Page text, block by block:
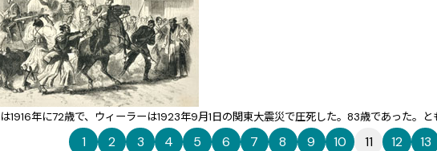
1916年に72歳で、ウィーラーは1923年9月1日の関東大震災で圧死した。83歳であった。と
1 2 3 4 5 6 7 8 9 10 11 12 13